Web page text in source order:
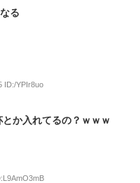
る
ID:/YPIr8uo
か入れてるの？ｗｗｗ